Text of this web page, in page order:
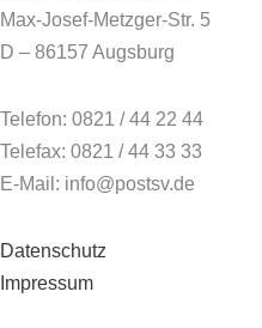
Max-Josef-Metzger-Str. 5
D – 86157 Augsburg
Telefon: 0821 / 44 22 44
Telefax: 0821 / 44 33 33
E-Mail: info@postsv.de
Datenschutz
Impressum